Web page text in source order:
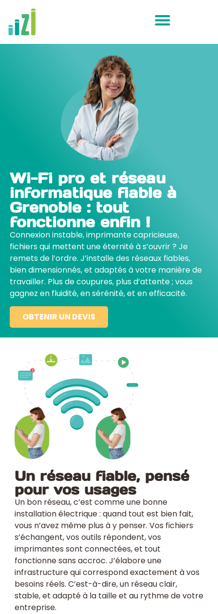
Wi-Fi pro et réseau
informatique fiable à
Grenoble : tout
fonctionne enfin !
Connexion instable, imprimante capricieuse,
fichiers qui mettent une éternité à s’ouvrir ? Je
remets de l’ordre. J’installe des réseaux fiables,
bien dimensionnés, et adaptés à votre manière de
travailler. Plus de coupures, plus d’attente ; vous
gagnez en fluidité, en sérénité, et en efficacité.
OBTENIR UN DEVIS
Un réseau fiable, pensé
pour vos usages
Un bon réseau, c’est comme une bonne
installation électrique : quand tout est bien fait,
vous n’avez même plus à y penser. Vos fichiers
s’échangent, vos outils répondent, vos
imprimantes sont connectées, et tout
fonctionne sans accroc. J’élabore une
infrastructure qui correspond exactement à vos
besoins réels. C’est-à-dire, un réseau clair,
stable, et adapté à la taille et au rythme de votre
entreprise.